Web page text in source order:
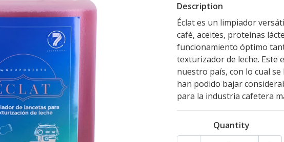
Description
Éclat es un limpiador
café, aceites, proteínas
funcionamiento óptimo
texturizador de leche. Este
nuestro país, con lo cual
han podido bajar
para la industria cafetera
Quantity